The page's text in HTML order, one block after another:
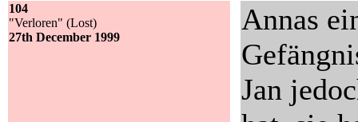
104
"Verloren" (Lost)
27th December 1999
Annas
Jan